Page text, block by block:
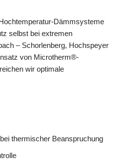
Dämmsysteme
selbst bei extremen
– Schorlenberg, Hochspeyer
von Microtherm®-
wir optimale
thermischer Beanspruchung